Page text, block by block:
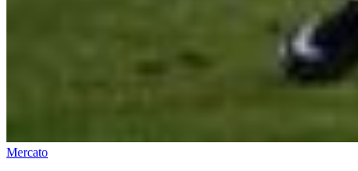
Mercato